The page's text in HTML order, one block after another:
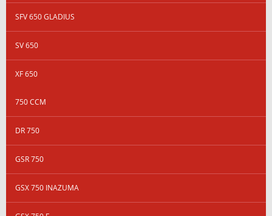
SFV 650 GLADIUS
SV 650
XF 650
750 CCM
DR 750
GSR 750
GSX 750 INAZUMA